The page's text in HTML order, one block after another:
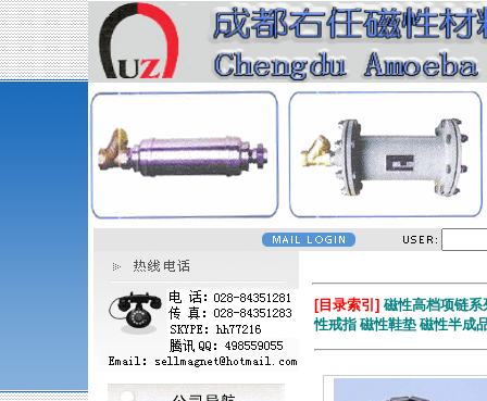
[目录索引] 磁性高档项链系
性戒指 磁性鞋垫 磁性半成